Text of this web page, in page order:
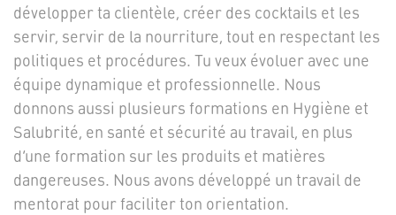
développer ta clientèle, créer des cocktails et les
servir, servir de la nourriture, tout en respectant les
politiques et procédures. Tu veux évoluer avec une
équipe dynamique et professionnelle. Nous
donnons aussi plusieurs formations en Hygiène et
Salubrité, en santé et sécurité au travail, en plus
d’une formation sur les produits et matières
dangereuses. Nous avons développé un travail de
mentorat pour faciliter ton orientation.